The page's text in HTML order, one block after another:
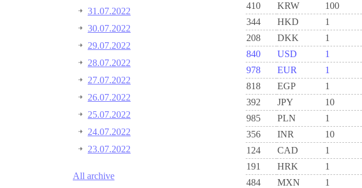
31.07.2022
30.07.2022
29.07.2022
28.07.2022
27.07.2022
26.07.2022
25.07.2022
24.07.2022
23.07.2022
All archive
410
KRW 100
344
HKD 1
208
DKK 1
840
USD 1
978
EUR 1
818
EGP 1
392
JPY 10
985
PLN 1
356
INR 10
124
CAD 1
191
HRK 1
484
MXN 1